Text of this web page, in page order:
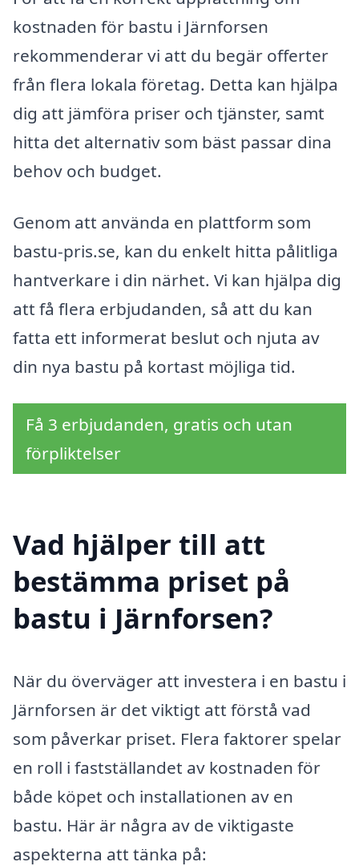
kostnaden för bastu i Järnforsen
rekommenderar vi att du begär offerter
från flera lokala företag. Detta kan hjälpa
dig att jämföra priser och tjänster, samt
hitta det alternativ som bäst passar dina
behov och budget.
Genom att använda en plattform som
bastu-pris.se, kan du enkelt hitta pålitliga
hantverkare i din närhet. Vi kan hjälpa dig
att få flera erbjudanden, så att du kan
fatta ett informerat beslut och njuta av
din nya bastu på kortast möjliga tid.
Få 3 erbjudanden, gratis och utan
förpliktelser
Vad hjälper till att
bestämma priset på
bastu i Järnforsen?
När du överväger att investera i en bastu i
Järnforsen är det viktigt att förstå vad
som påverkar priset. Flera faktorer spelar
en roll i fastställandet av kostnaden för
både köpet och installationen av en
bastu. Här är några av de viktigaste
aspekterna att tänka på: